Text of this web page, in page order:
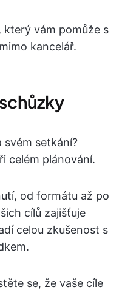
vám pomůže s
kancelář.
svém setkání?
celém plánování.
od formátu až po
cílů zajišťuje
celou zkušenost s
se, že vaše cíle